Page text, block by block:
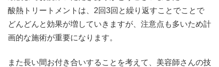
酸熱トリートメントは、2回3回と繰り返すことでことで
どんどんと効果が増していきますが、注意点も多いため計
画的な施術が重要になります。
また長い間お付き合いすることを考えて、美容師さんの技